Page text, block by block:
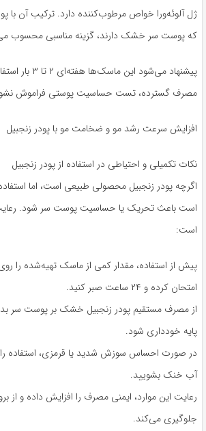
ژل آلوئه‌ورا خواص مرطوب‌کننده دارد. ترکیب آن با
که پوست سر خشک دارند، گزینه مناسبی محسوب
پیشنهاد می‌شود این
مصرف گسترده، تست حساسیت پوستی فراموش
افزایش سرعت رشد مو و ضخامت مو با پودر زنجبیل
نکات تکمیلی و احتیاطی در استفاده از پودر زنجبیل
اگرچه پودر زنجبیل محصولی طبیعی است، اما
است باعث تحریک یا حساسیت پوست سر شود.
است:
پیش از استفاده، مقدار کمی از ماسک تهیه‌شده
امتحان کرده و ۲۴ ساعت صبر کنید.
از مصرف مستقیم پودر زنجبیل خشک بر پوست سر
پایه خودداری شود.
در صورت احساس سوزش شدید یا قرمزی، استفاده را
آب خنک بشویید.
رعایت این موارد، ایمنی مصرف را افزایش داده و از
جلوگیری می‌کند.